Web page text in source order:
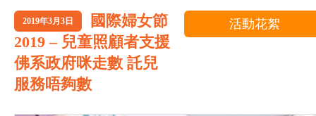
2019年3月3日
國際婦女節
2019 – 兒童照顧者支援
佛系政府咪走數 託兒
服務唔夠數
活動花絮